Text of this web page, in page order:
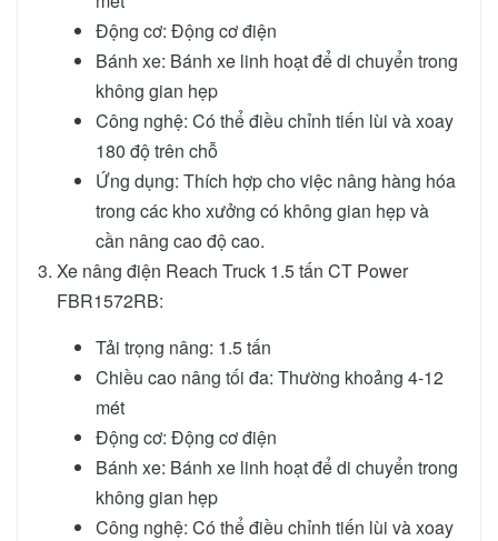
Động cơ: Động cơ điện
Bánh xe: Bánh xe linh hoạt để di chuyển trong
không gian hẹp
Công nghệ: Có thể điều chỉnh tiến lùi và xoay
180 độ trên chỗ
Ứng dụng: Thích hợp cho việc nâng hàng hóa
trong các kho xưởng có không gian hẹp và
cần nâng cao độ cao.
Xe nâng điện Reach Truck 1.5 tấn CT Power
FBR1572RB:
Tải trọng nâng: 1.5 tấn
Chiều cao nâng tối đa: Thường khoảng 4-12
mét
Động cơ: Động cơ điện
Bánh xe: Bánh xe linh hoạt để di chuyển trong
không gian hẹp
Công nghệ: Có thể điều chỉnh tiến lùi và xoay